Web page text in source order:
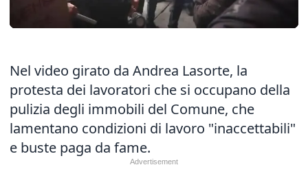
Nel video girato da Andrea Lasorte, la
protesta dei lavoratori che si occupano della
pulizia degli immobili del Comune, che
lamentano condizioni di lavoro "inaccettabili"
e buste paga da fame.